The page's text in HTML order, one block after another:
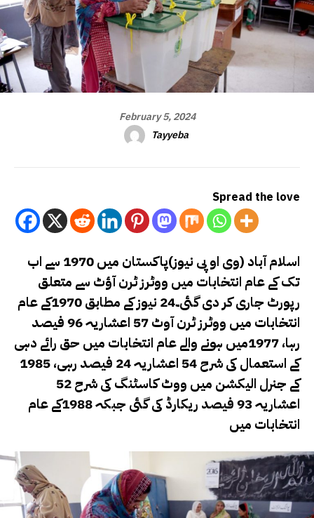
February 5, 2024
Tayyeba
Spread the love
اسلام آباد (وی او پی نیوز)پاکستان میں 1970 سے اب
تک کے عام انتخابات میں ووٹرز ٹرن آؤٹ سے متعلق
رپورٹ جاری کر دی گئی۔24 نیوز کے مطابق 1970کے عام
انتخابات میں ووٹرز ٹرن آوٹ 57 اعشاریہ 96 فیصد
رہا، 1977میں ہونے والے عام انتخابات میں حق رائے دہی
کے استعمال کی شرح 54 اعشاریہ 24 فیصد رہی، 1985
کے جنرل الیکشن میں ووٹ کاسٹنگ کی شرح 52
اعشاریہ 93 فیصد ریکارڈ کی گئی جبکہ 1988کے عام
انتخابات میں